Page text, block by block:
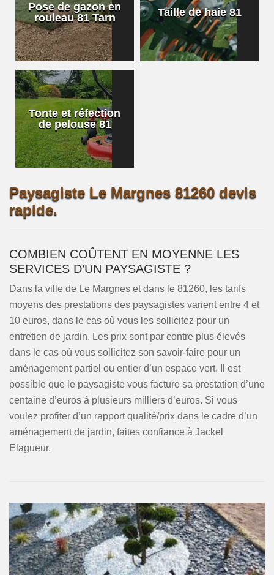
Pose de gazon en
rouleau 81 Tarn
Taille de haie 81
Tonte et réfection
de pelouse 81
Paysagiste Le Margnes 81260 devis
rapide.
COMBIEN COÛTENT EN MOYENNE LES
SERVICES D’UN PAYSAGISTE ?
Dans la ville de Le Margnes et dans le 81260, les tarifs
moyens des prestations des paysagistes varient entre 4 et
10 euros, dans le cas où vous les sollicitez pour un
entretien de jardin. Les prix sont par contre plus élevés
dans le cas où vous sollicitez son savoir-faire pour un
aménagement partiel ou entier d’un espace vert. Il est
possible que le paysagiste vous facture sa prestation d’une
centaine d’euros à plusieurs milliers d’euros. Si vous
voulez profiter d’un rapport qualité/prix dans le cadre d’un
aménagement de jardin, faites confiance à Jackel
Elagueur.